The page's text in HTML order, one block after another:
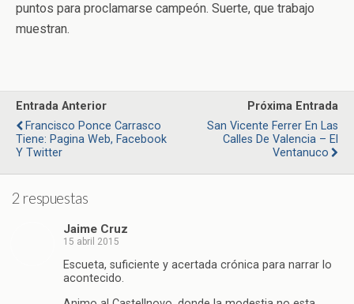
puntos para proclamarse campeón. Suerte, que trabajo
muestran.
Entrada Anterior
Francisco Ponce Carrasco
Tiene: Pagina Web, Facebook
Y Twitter
Próxima Entrada
San Vicente Ferrer En Las
Calles De Valencia – El
Ventanuco
2 respuestas
Jaime Cruz
15 abril 2015
Escueta, suficiente y acertada crónica para narrar lo
acontecido.